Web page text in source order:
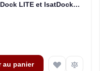
LITE et IsatDock
au panier